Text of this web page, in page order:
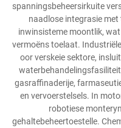
spanningsbeheersirkuite
naadlose integrasie
inwinsisteme moontlik,
vermoëns toelaat.
oor verskeie sektore,
gasraffinaderije,
en vervoerstelsels. In
robotiese
gehaltebeheertoestelle.